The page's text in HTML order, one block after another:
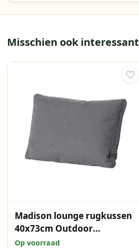
Misschien ook interessant
Madison lounge rugkussen
40x73cm Outdoor
Manchester Grijs
Op voorraad